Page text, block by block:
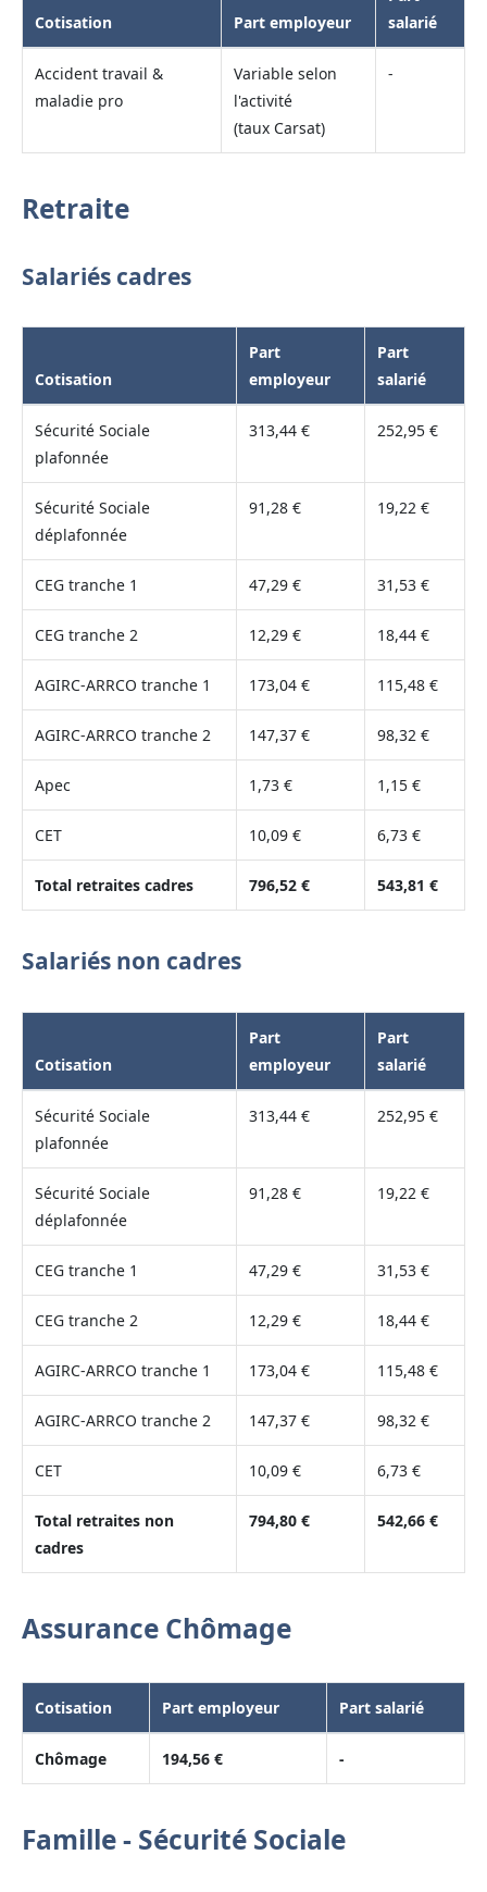
Cotisation Part employeur
salarié
Accident travail &
maladie pro
Variable selon
l'activité
(taux Carsat)
-
Retraite
Salariés cadres
Cotisation
Part
employeur
Part
salarié
Sécurité Sociale
plafonnée
313,44 € 252,95 €
Sécurité Sociale
déplafonnée
91,28 € 19,22 €
CEG tranche 1 47,29 € 31,53 €
CEG tranche 2 12,29 € 18,44 €
AGIRC-ARRCO tranche 1 173,04 € 115,48 €
AGIRC-ARRCO tranche 2 147,37 € 98,32 €
Apec 1,73 € 1,15 €
CET 10,09 € 6,73 €
Total retraites cadres 796,52 € 543,81 €
Salariés non cadres
Cotisation
Part
employeur
Part
salarié
Sécurité Sociale
plafonnée
313,44 € 252,95 €
Sécurité Sociale
déplafonnée
91,28 € 19,22 €
CEG tranche 1 47,29 € 31,53 €
CEG tranche 2 12,29 € 18,44 €
AGIRC-ARRCO tranche 1 173,04 € 115,48 €
AGIRC-ARRCO tranche 2 147,37 € 98,32 €
CET 10,09 € 6,73 €
Total retraites non
cadres
794,80 € 542,66 €
Assurance Chômage
Cotisation Part employeur Part salarié
Chômage 194,56 € -
Famille - Sécurité Sociale